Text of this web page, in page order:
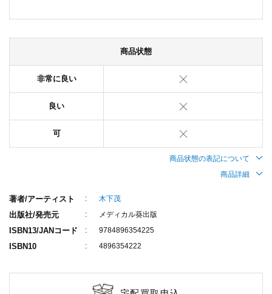
商品状態
非常に良い
良い
可
商品状態の表記について
商品詳細
著者/アーティスト 木下茂
出版社/発売元 メディカル葵出版
ISBN13/JANコード 9784896354225
ISBN10 4896354222